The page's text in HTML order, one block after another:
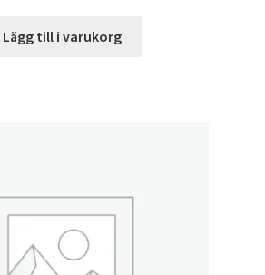
Lägg till i varukorg